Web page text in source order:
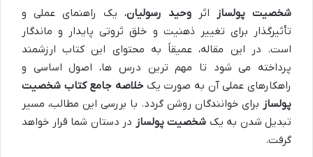
شخصیت پولساز اثر وحید رسولیان، یک راهنمای عملی و
تأثیرگذار برای تغییر ذهنیت و خلق ثروتی پایدار و ماندگار
است. در این مقاله، عمیقاً به محتوای این کتاب ارزشمند
پرداخته می شود تا مهم ترین درس ها، اصول اساسی و
راهکارهای عملی آن به صورت یک خلاصه جامع کتاب شخصیت
پولساز برای خوانندگان روشن گردد. با بررسی این مطالب، مسیر
تبدیل شدن به یک شخصیت پولساز در دستان شما قرار خواهد
گرفت.